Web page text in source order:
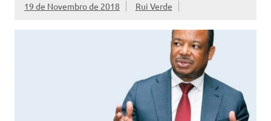
19 de Novembro de 2018 Rui Verde